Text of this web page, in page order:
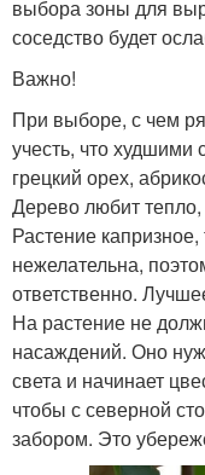
выбора зоны для
соседство будет
Важно!
При выборе, с чем
учесть, что
грецкий орех,
Дерево любит тепло,
Растение
нежелательна,
ответственно.
На растение не
насаждений. Оно
света и начинает
чтобы с северной
забором. Это